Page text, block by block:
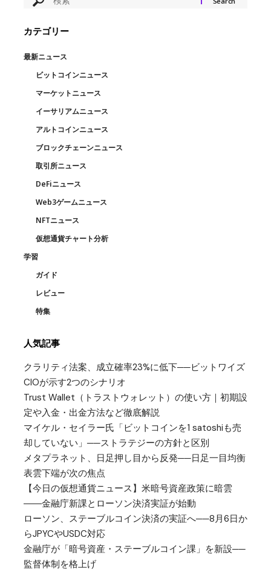
カテゴリー
最新ニュース
ビットコインニュース
マーケットニュース
イーサリアムニュース
アルトコインニュース
ブロックチェーンニュース
取引所ニュース
DeFiニュース
Web3ゲームニュース
NFTニュース
仮想通貨チャート分析
学習
ガイド
レビュー
特集
人気記事
クラリティ法案、成立確率23%に低下──ビットワイズ
CIOが示す2つのシナリオ
Trust Wallet（トラストウォレット）の使い方｜初期設
定や入金・出金方法など徹底解説
マイケル・セイラー氏「ビットコインを1 satoshiも売
却していない」──ストラテジーの方針と区別
メタプラネット、日足押し目から反発──日足一目均衡
表雲下端が次の焦点
【今日の仮想通貨ニュース】米暗号資産政策に暗雲
――金融庁新課とローソン決済実証が始動
ローソン、ステーブルコイン決済の実証へ──8月6日か
らJPYCやUSDC対応
金融庁が「暗号資産・ステーブルコイン課」を新設──
監督体制を格上げ